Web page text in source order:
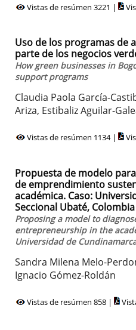
Vistas de resúmen 3221 |
Uso de los programas de
parte de los negocios
How green businesses in
support programs
Claudia Paola García-
Ariza, Estibaliz Aguilar-
Vistas de resúmen 1134 |
Propuesta de modelo
de emprendimiento
académica. Caso:
Seccional Ubaté, Colombia
Proposing a model to
entrepreneurship in the
Universidad de
Sandra Milena Melo-
Ignacio Gómez-Roldán
Vistas de resúmen 858 |